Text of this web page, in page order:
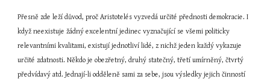
Přesně zde leží důvod, proč Aristotelés vyzvedá určité přednosti demokracie. I
když neexistuje žádný excelentní jedinec vyznačující se všemi politicky
relevantními kvalitami, existují jednotliví lidé, z nichž jeden každý vykazuje
určité zdatnosti. Někdo je obezřetný, druhý statečný, třetí umírněný, čtvrtý
předvídavý atd. Jednají-li odděleně sami za sebe, jsou výsledky jejich činností